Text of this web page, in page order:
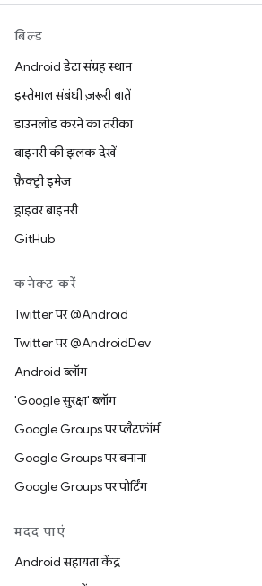
बिल्ड
Android डेटा संग्रह स्थान
इस्तेमाल संबंधी ज़रूरी बातें
डाउनलोड करने का तरीका
बाइनरी की झलक देखें
फ़ैक्ट्री इमेज
ड्राइवर बाइनरी
GitHub
कनेक्ट करें
Twitter पर @Android
Twitter पर @AndroidDev
Android ब्लॉग
'Google सुरक्षा' ब्लॉग
Google Groups पर प्लैटफ़ॉर्म
Google Groups पर बनाना
Google Groups पर पोर्टिंग
मदद पाएं
Android सहायता केंद्र